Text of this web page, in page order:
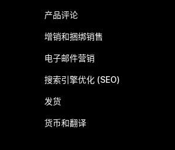
产品评论
增销和捆绑销售
电子邮件营销
搜索引擎优化 (SEO)
发货
货币和翻译